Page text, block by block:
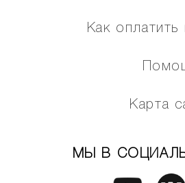
Как оплатить
Карта
МЫ В